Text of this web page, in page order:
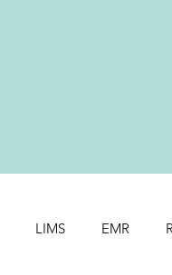
LIMS EMR